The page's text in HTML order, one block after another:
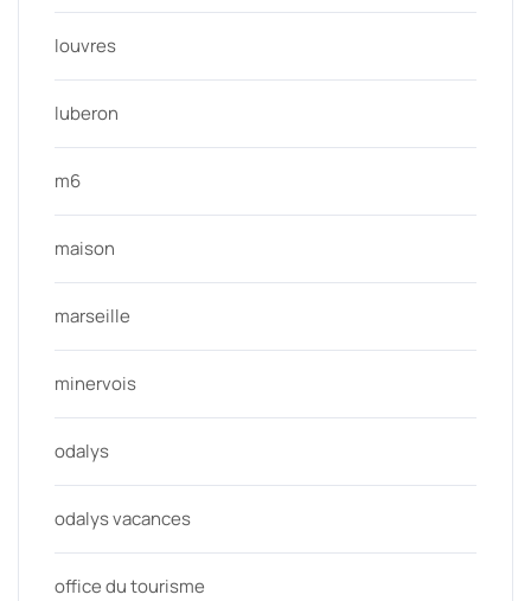
louvres
luberon
m6
maison
marseille
minervois
odalys
odalys vacances
office du tourisme